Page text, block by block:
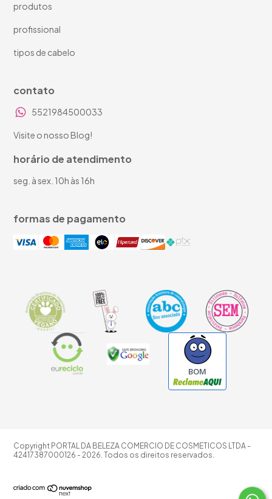
produtos
profissional
tipos de cabelo
contato
5521984500033
Visite o nosso Blog!
horário de atendimento
seg. à sex. 10h às 16h
formas de pagamento
BOM
Copyright PORTAL DA BELEZA COMERCIO DE COSMETICOS LTDA -
42417387000126 - 2026. Todos os direitos reservados.